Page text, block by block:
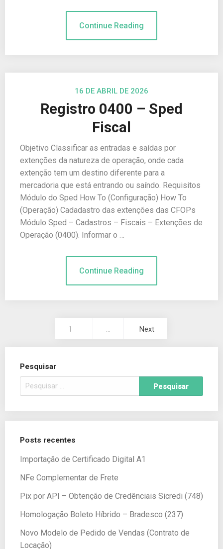
Continue Reading
16 DE ABRIL DE 2026
Registro 0400 – Sped
Fiscal
Objetivo Classificar as entradas e saídas por
extenções da natureza de operação, onde cada
extenção tem um destino diferente para a
mercadoria que está entrando ou saíndo. Requisitos
Módulo do Sped How To (Configuração) How To
(Operação) Cadadastro das extenções das CFOPs
Módulo Sped – Cadastros – Fiscais – Extenções de
Operação (0400). Informar o …
Continue Reading
1 … Next
Pesquisar
Posts recentes
Importação de Certificado Digital A1
NFe Complementar de Frete
Pix por API – Obtenção de Credênciais Sicredi (748)
Homologação Boleto Híbrido – Bradesco (237)
Novo Modelo de Pedido de Vendas (Contrato de
Locação)